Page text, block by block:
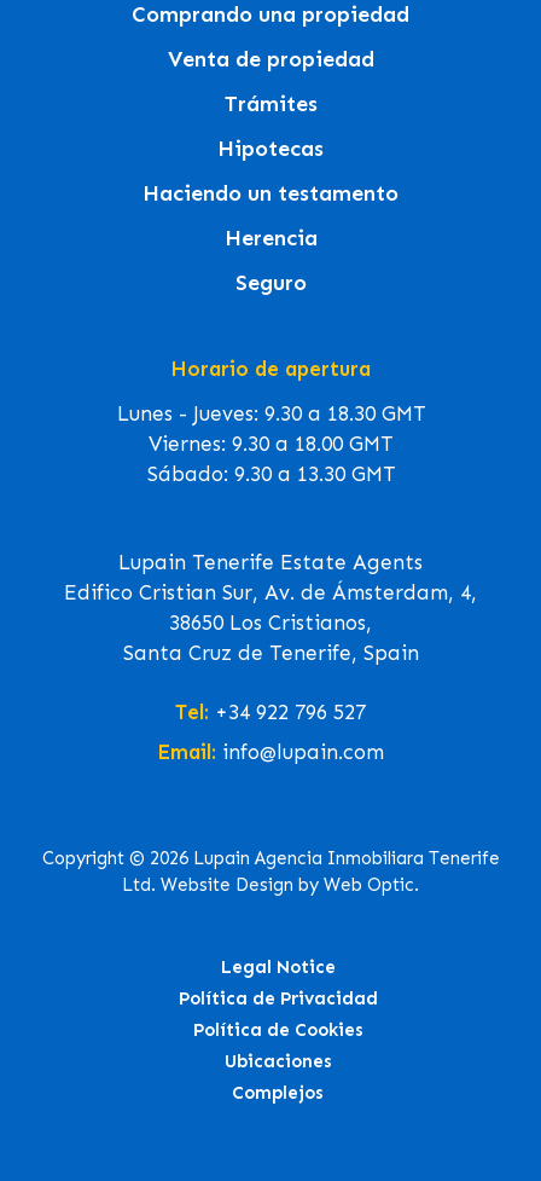
Comprando una propiedad
Venta de propiedad
Trámites
Hipotecas
Haciendo un testamento
Herencia
Seguro
Horario de apertura
Lunes - Jueves: 9.30 a 18.30 GMT
Viernes: 9.30 a 18.00 GMT
Sábado: 9.30 a 13.30 GMT
Lupain Tenerife Estate Agents
Edifico Cristian Sur, Av. de Ámsterdam, 4,
38650 Los Cristianos,
Santa Cruz de Tenerife, Spain
Tel: +34 922 796 527
Email: info@lupain.com
Copyright © 2026 Lupain Agencia Inmobiliara Tenerife
Ltd. Website Design by Web Optic.
Legal Notice
Política de Privacidad
Política de Cookies
Ubicaciones
Complejos